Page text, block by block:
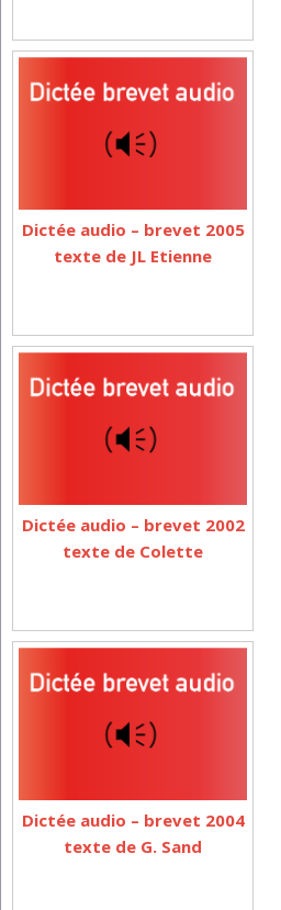
Dictée audio – brevet 2005
texte de JL Etienne
Dictée audio – brevet 2002
texte de Colette
Dictée audio – brevet 2004
texte de G. Sand